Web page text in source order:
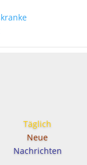
Täglich
Neue
Nachrichten